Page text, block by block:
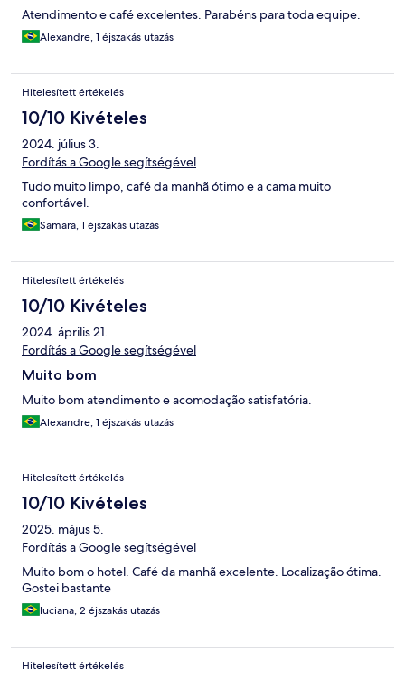
Atendimento e café excelentes. Parabéns para toda equipe.
Alexandre, 1 éjszakás utazás
Hitelesített értékelés
10/10 Kivételes
2024. július 3.
Fordítás a Google segítségével
Tudo muito limpo, café da manhã ótimo e a cama muito
confortável.
Samara, 1 éjszakás utazás
Hitelesített értékelés
10/10 Kivételes
2024. április 21.
Fordítás a Google segítségével
Muito bom
Muito bom atendimento e acomodação satisfatória.
Alexandre, 1 éjszakás utazás
Hitelesített értékelés
10/10 Kivételes
2025. május 5.
Fordítás a Google segítségével
Muito bom o hotel. Café da manhã excelente. Localização ótima.
Gostei bastante
luciana, 2 éjszakás utazás
Hitelesített értékelés